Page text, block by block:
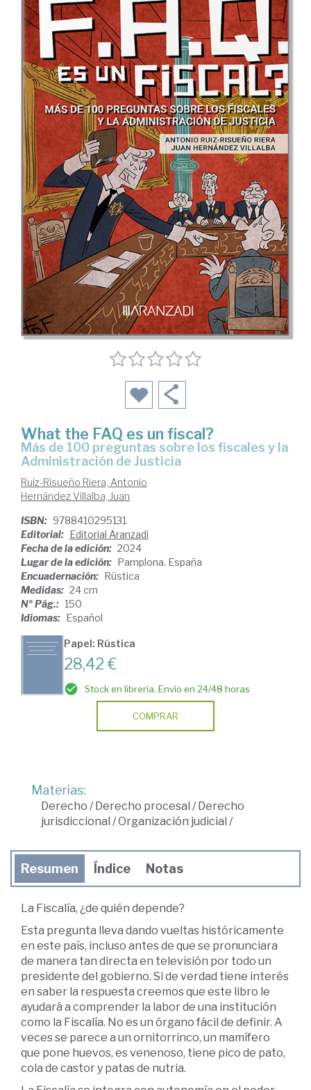
What the FAQ es un fiscal?
Más de 100 preguntas sobre los fiscales y la
Administración de Justicia
Ruiz-Risueño Riera, Antonio
Hernández Villalba, Juan
ISBN: 9788410295131
Editorial: Editorial Aranzadi
Fecha de la edición: 2024
Lugar de la edición: Pamplona. España
Encuadernación: Rústica
Medidas: 24 cm
Nº Pág.: 150
Idiomas: Español
Papel: Rústica
28,42 €
Stock en librería. Envío en 24/48 horas
COMPRAR
Materias:
Derecho / Derecho procesal / Derecho
jurisdiccional /Organización judicial /
Resumen Índice Notas
La Fiscalía, ¿de quién depende?
Esta pregunta lleva dando vueltas históricamente
en este país, incluso antes de que se pronunciara
de manera tan directa en televisión por todo un
presidente del gobierno. Si de verdad tiene interés
en saber la respuesta creemos que este libro le
ayudará a comprender la labor de una institución
como la Fiscalía. No es un órgano fácil de definir. A
veces se parece a un ornitorrinco, un mamífero
que pone huevos, es venenoso, tiene pico de pato,
cola de castor y patas de nutria.